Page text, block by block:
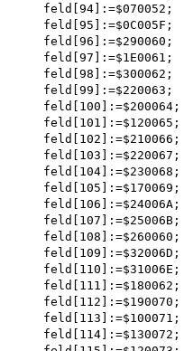
    feld[94]:=$070052;
    feld[95]:=$0C005F;
    feld[96]:=$290060;
    feld[97]:=$1E0061;
    feld[98]:=$300062;
    feld[99]:=$220063;
    feld[100]:=$200064;
    feld[101]:=$120065;
    feld[102]:=$210066;
    feld[103]:=$220067;
    feld[104]:=$230068;
    feld[105]:=$170069;
    feld[106]:=$24006A;
    feld[107]:=$25006B;
    feld[108]:=$260060;
    feld[109]:=$32006D;
    feld[110]:=$31006E;
    feld[111]:=$180062;
    feld[112]:=$190070;
    feld[113]:=$100071;
    feld[114]:=$130072;